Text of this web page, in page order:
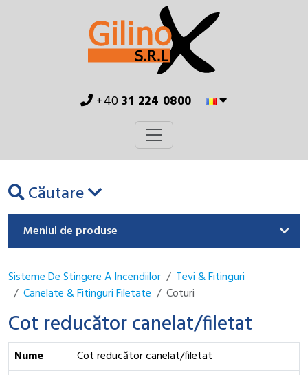
+4031 224 0800
Căutare
Meniul de produse
Sisteme De Stingere A Incendiilor
Tevi & Fitinguri
Canelate & Fitinguri Filetate
Coturi
Cot reducător canelat/filetat
Nume
Cot reducător canelat/filetat